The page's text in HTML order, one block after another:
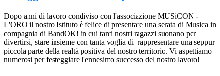
Dopo anni di lavoro condiviso con l'associazione MUSiCON -
L'ORO il nostro Istituto è felice di presentare una serata di Musica in
compagnia di BandOK! in cui tanti nostri ragazzi suonano per
divertirsi, stare insieme con tanta voglia di rappresentare una seppur
piccola parte della realtà positiva del nostro territorio. Vi aspettiamo
numerosi per festeggiare l'ennesimo successo del nostro lavoro!